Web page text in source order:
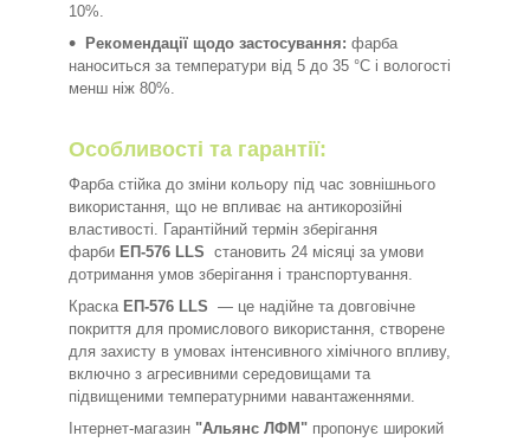
10%.
Рекомендації щодо застосування: фарба
наноситься за температури від 5 до 35 °C і вологості
менш ніж 80%.
Особливості та гарантії:
Фарба стійка до зміни кольору під час зовнішнього
використання, що не впливає на антикорозійні
властивості. Гарантійний термін зберігання
фарби ЕП-576 LLS становить 24 місяці за умови
дотримання умов зберігання і транспортування.
Краска ЕП-576 LLS — це надійне та довговічне
покриття для промислового використання, створене
для захисту в умовах інтенсивного хімічного впливу,
включно з агресивними середовищами та
підвищеними температурними навантаженнями.
Інтернет-магазин "Альянс ЛФМ" пропонує широкий